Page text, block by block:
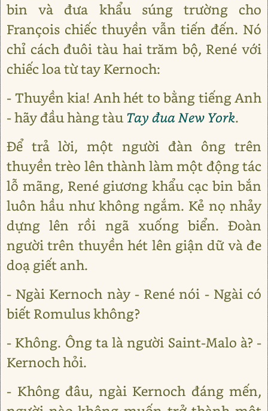
bin và đưa khẩu súng trường cho
François chiếc thuyền vẫn tiến đến. Nó
chỉ cách đuôi tàu hai trăm bộ, René với
chiếc loa từ tay Kernoch:
- Thuyền kia! Anh hét to bằng tiếng Anh
- hãy đầu hàng tàuTay đua New York.
Để trả lời, một người đàn ông trên
thuyền trèo lên thành làm một động tác
lỗ mãng, René giương khẩu cạc bin bắn
luôn hầu như không ngắm. Kẻ nọ nhảy
dựng lên rồi ngã xuống biển. Đoàn
người trên thuyền hét lên giận dữ và đe
doạ giết anh.
- Ngài Kernoch này - René nói - Ngài có
biết Romulus không?
- Không. Ông ta là người Saint-Malo à? -
Kernoch hỏi.
- Không đâu, ngài Kernoch đáng mến,